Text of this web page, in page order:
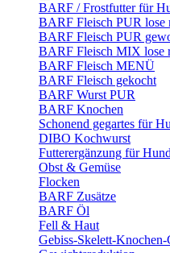
BARF / Frostfutter für
BARF Fleisch PUR lose
BARF Fleisch PUR
BARF Fleisch MIX lose
BARF Fleisch MENÜ
BARF Fleisch gekocht
BARF Wurst PUR
BARF Knochen
Schonend gegartes für
DIBO Kochwurst
Futterergänzung für
Obst & Gemüse
Flocken
BARF Zusätze
BARF Öl
Fell & Haut
Gebiss-Skelett-Knochen-